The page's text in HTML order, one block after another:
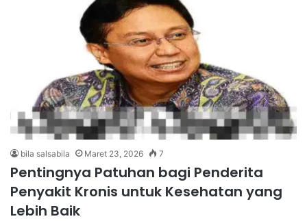
bila salsabila Maret 23, 2026 7
Pentingnya Patuhan bagi Penderita
Penyakit Kronis untuk Kesehatan yang
Lebih Baik